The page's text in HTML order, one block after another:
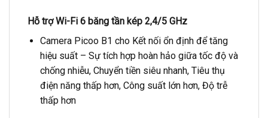
Hỗ trợ Wi-Fi 6 băng tần kép 2,4/5 GHz
Camera Picoo B1 cho Kết nối ổn định để tăng
hiệu suất – Sự tích hợp hoàn hảo giữa tốc độ và
chống nhiễu, Chuyển tiền siêu nhanh, Tiêu thụ
điện năng thấp hơn, Công suất lớn hơn, Độ trễ
thấp hơn